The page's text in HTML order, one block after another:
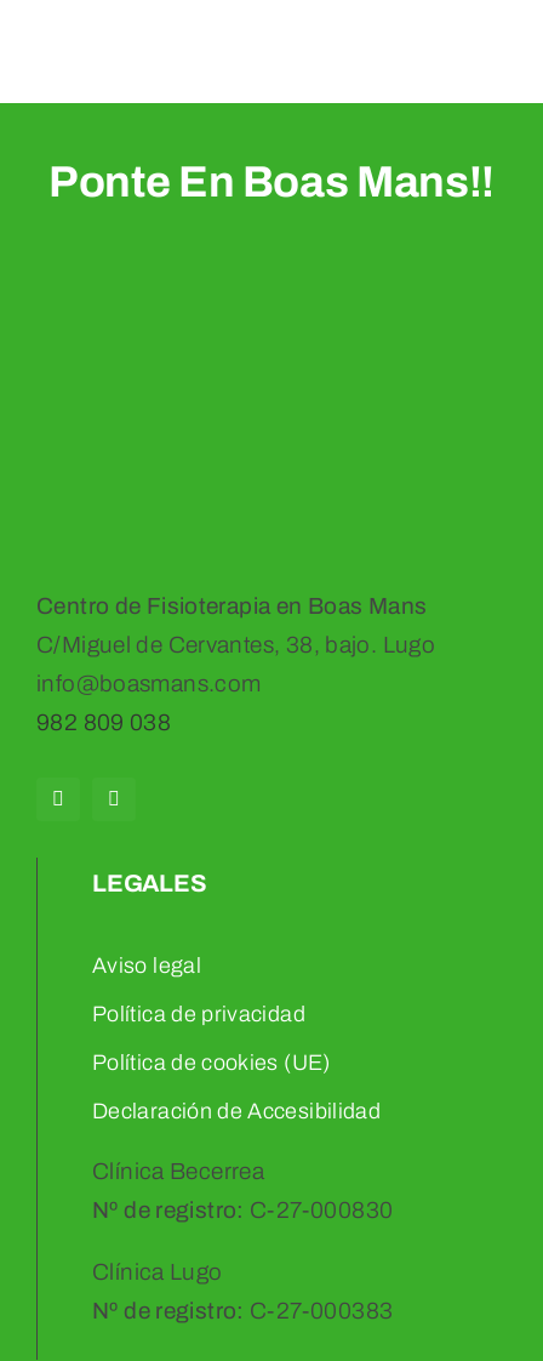
Ponte En Boas Mans!!
Centro de Fisioterapia en Boas Mans
C/Miguel de Cervantes, 38, bajo. Lugo
info@boasmans.com
982 809 038
LEGALES
Aviso legal
Política de privacidad
Política de cookies (UE)
Declaración de Accesibilidad
Clínica Becerrea
Nº de registro: C-27-000830
Clínica Lugo
Nº de registro: C-27-000383